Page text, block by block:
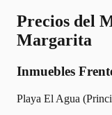
Precios del
Margarita
Inmuebles
Playa El Agua